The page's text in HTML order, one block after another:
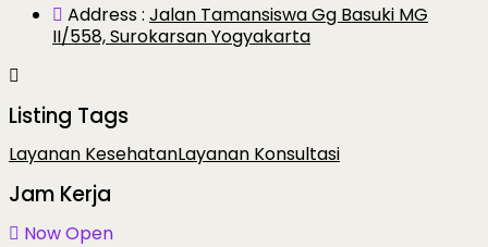
Address : Jalan Tamansiswa Gg Basuki MG
II/558, Surokarsan Yogyakarta
Listing Tags
Layanan KesehatanLayanan Konsultasi
Jam Kerja
Now Open